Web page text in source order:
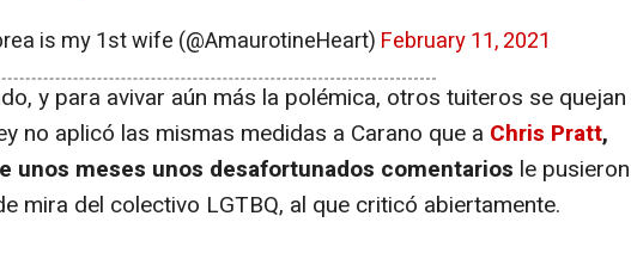
is my 1st wife (@AmaurotineHeart) February 11, 2021
y para avivar aún más la polémica, otros tuiteros se quejan
no aplicó las mismas medidas a Carano que a Chris Pratt,
unos meses unos desafortunados comentarios le pusieron
mira del colectivo LGTBQ, al que criticó abiertamente.